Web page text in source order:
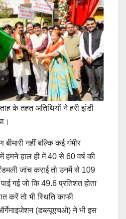
के तहत अतिथियों ने हरी झंडी
बीमारी नहीं बल्कि कई गंभीर
हमने हाल ही में 40 से 60 वर्ष की
जांच कराई तो उनमें से 109
गई जो कि 49.6 प्रतिशत होता
करें तो भी स्थिति काफी
(डब्ल्यूएचओ) ने भी इस